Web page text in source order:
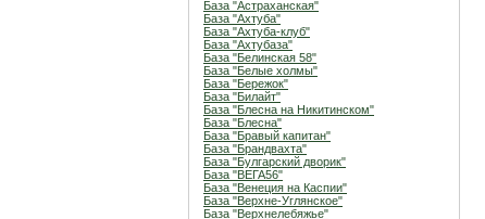
База "Астраханская"
База "Ахтуба"
База "Ахтуба-клуб"
База "Ахтубаза"
База "Белинская 58"
База "Белые холмы"
База "Бережок"
База "Билайт"
База "Блесна на Никитинском"
База "Блесна"
База "Бравый капитан"
База "Брандвахта"
База "Булгарский дворик"
База "ВЕГА56"
База "Венеция на Каспии"
База "Верхне-Углянское"
База "Верхнелебяжье"